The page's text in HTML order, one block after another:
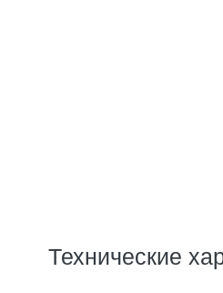
Технические